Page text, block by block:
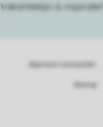
Vakantietips & inspiratie?